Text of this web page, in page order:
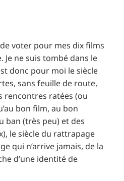
voter pour mes dix films
Je ne suis tombé dans le
donc pour moi le siècle
sans feuille de route,
rencontres ratées (ou
bon film, au bon
ban (très peu) et des
le siècle du rattrapage
qui n’arrive jamais, de la
d’une identité de